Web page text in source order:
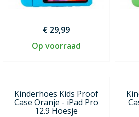
€ 29,99
Op voorraad
Kinderhoes Kids Proof
Case Oranje - iPad Pro
12.9 Hoesje